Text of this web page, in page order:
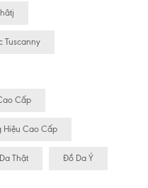
Tuscanny
Cấp
Hiệu Cao Cấp
Thật Đồ Da Ý